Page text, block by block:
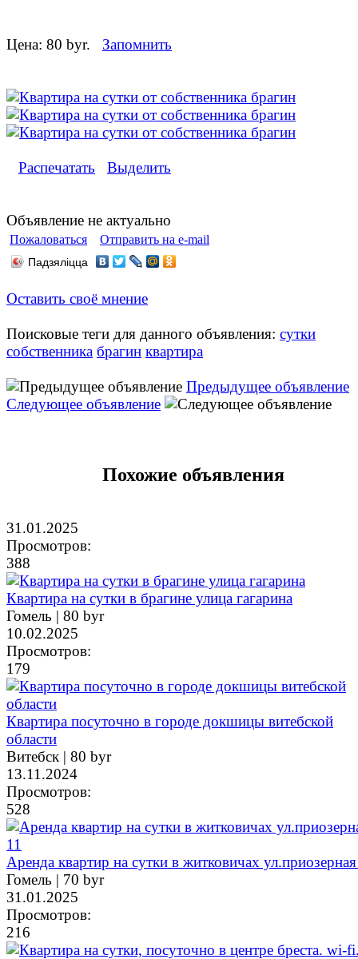
Цена: 80 byr. Запомнить
Распечатать Выделить
Объявление не актуально
Пожаловаться Отправить на e-mail
Падзяліцца
Оставить своё мнение
Поисковые теги для данного объявления: сутки
собственника брагин квартира
Предыдущее объявление
Следующее объявление
Похожие объявления
31.01.2025
Просмотров:
388
Квартира на сутки в брагине улица гагарина
Гомель | 80 byr
10.02.2025
Просмотров:
179
Квартира посуточно в городе докшицы витебской
области
Витебск | 80 byr
13.11.2024
Просмотров:
528
Аренда квартир на сутки в житковичах
Гомель | 70 byr
31.01.2025
Просмотров:
216